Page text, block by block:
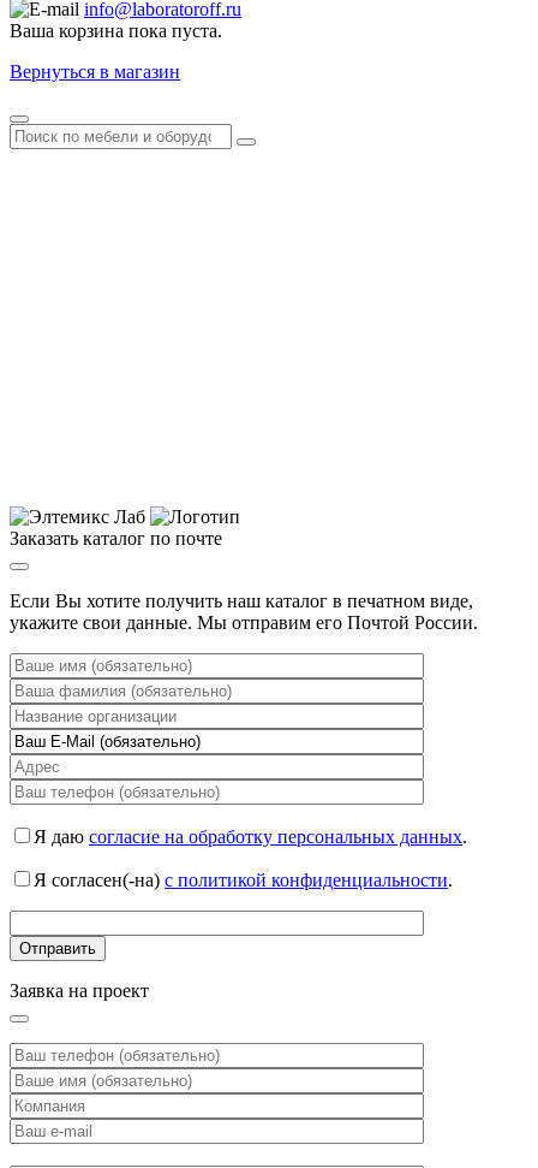
info@laboratoroff.ru
Ваша корзина пока пуста.
Вернуться в магазин
Заказать каталог по почте
Если Вы хотите получить наш каталог в печатном виде,
укажите свои данные. Мы отправим его Почтой России.
Я даю согласие на обработку персональных данных.
Я согласен(-на) с политикой конфиденциальности.
Заявка на проект